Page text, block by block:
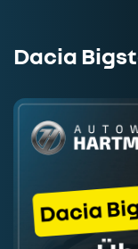
Dacia